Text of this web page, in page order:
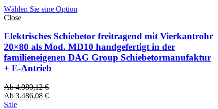
Wählen Sie eine Option
Close
Elektrisches Schiebetor freitragend mit Vierkantrohr
20×80 als Mod. MD10 handgefertigt in der
familieneigenen DAG Group Schiebetormanufaktur
+ E-Antrieb
Ab4.980,12€
Ab 3.486,08 €
Sale